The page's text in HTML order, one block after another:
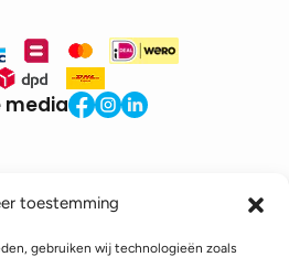
toestemming
gebruiken wij technologieën zoals
media